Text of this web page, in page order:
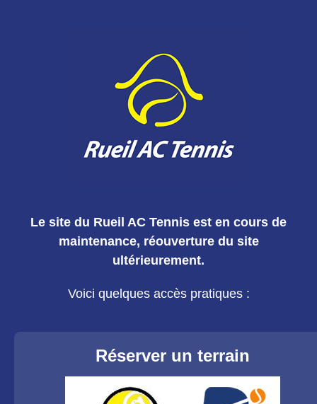
Le site du Rueil AC Tennis est en cours de
maintenance, réouverture du site
ultérieurement.
Voici quelques accès pratiques :
Réserver un terrain